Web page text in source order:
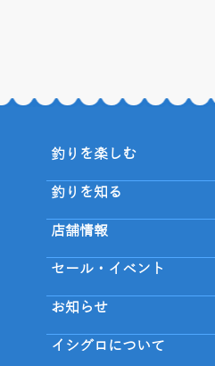
釣りを楽しむ
釣りを知る
店舗情報
セール・イベント
お知らせ
イシグロについて